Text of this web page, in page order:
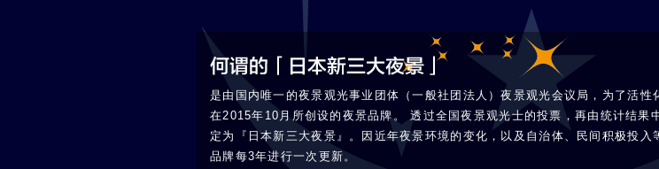
是由国内唯一的夜景观光事业团体（一般社团法人）夜景观光会议局，为了活性
在2015年10月所创设的夜景品牌。 透过全国夜景观光士的投票，再由统计结果
定为『日本新三大夜景』。因近年夜景环境的变化，以及自治体、民间积极投入
品牌每3年进行一次更新。